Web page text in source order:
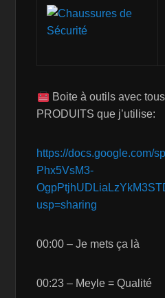
Boite à outils avec
PRODUITS que j’utilise:
https://docs.google.com/
Phx5VsM3-
usp=sharing
00:00 – Je mets ça là
00:23 – Meyle = Qualité